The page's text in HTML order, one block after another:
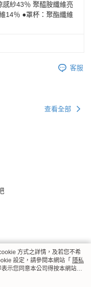
感紗43％ 聚醯胺纖維亮
14％ ●罩杯：聚酯纖維
客服
查看全部
方式之詳情，及若您不希
設定，請參閱本網站「 隱私
示您同意本公司得按本網站使